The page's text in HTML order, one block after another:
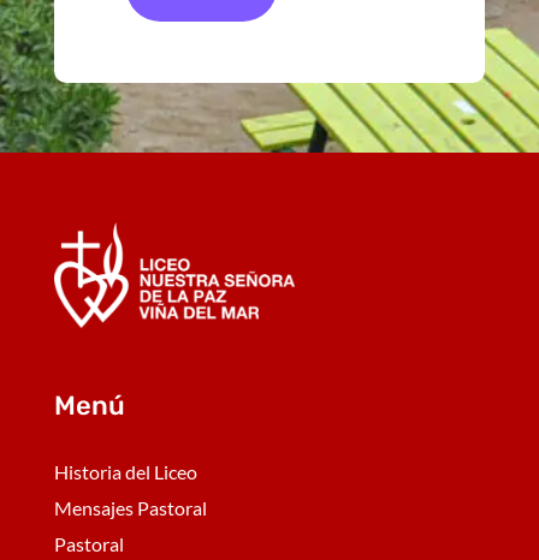
Menú
Historia del Liceo
Mensajes Pastoral
Pastoral